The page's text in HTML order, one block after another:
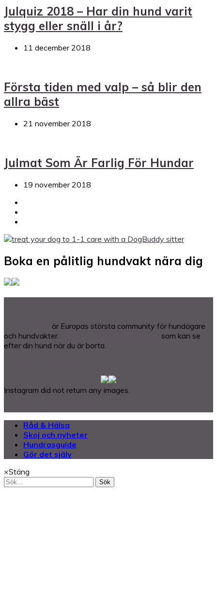
Julquiz 2018 – Har din hund varit
stygg eller snäll i år?
11 december 2018
Första tiden med valp – så blir den
allra bäst
21 november 2018
Julmat Som Är Farlig För Hundar
19 november 2018
Boka en pålitlig hundvakt nära dig
är Europas största community för hundägare
och hundvakter.
som kan se
efter din hund när du är borta.
Instagram did not return any images.
Råd & Hälsa
Skoj och nyheter
Hundrasguide
Gör det själv
×Stäng
Sök